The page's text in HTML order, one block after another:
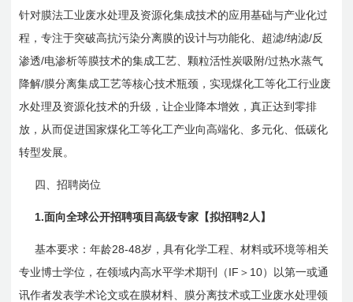
针对膜法工业废水处理及资源化集成技术的应用基础与产业化过
程，专注于突破高抗污染分离膜的设计与功能化、超滤/纳滤/反
渗透/电渗析等膜技术的集成工艺、颗粒活性炭吸附/过热水蒸气
降解/膜分离集成工艺等核心技术瓶颈，实现煤化工等化工行业废
水处理及资源化技术的升级，让企业降本增效，真正达到零排
放，从而促进国家煤化工等化工产业向高端化、多元化、低碳化
转型发展。
四、招聘岗位
1.面向全球公开招聘项目高级专家【拟招聘2 人】
基本要求：年龄28-48岁，具有化学工程、材料或环境等相关
专业博士学位，在领域内高水平学术期刊（ IF ＞ 10）以第一或通
讯作者发表学术论文或在膜材料、膜分离技术或工业废水处理领